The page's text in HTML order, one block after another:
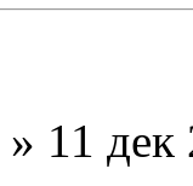
» 11 дек